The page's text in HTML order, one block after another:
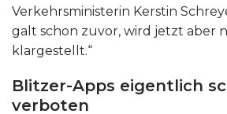
Verkehrsministerin Kerstin
galt schon zuvor, wird jetzt aber
klargestellt.“
Blitzer-Apps eigentlich
verboten